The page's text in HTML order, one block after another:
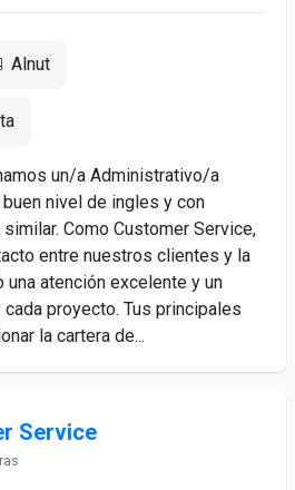
Alnut
un/a Administrativo/a
nivel de ingles y con
Como Customer Service,
entre nuestros clientes y la
una atención excelente y un
proyecto. Tus principales
la cartera de...
Service